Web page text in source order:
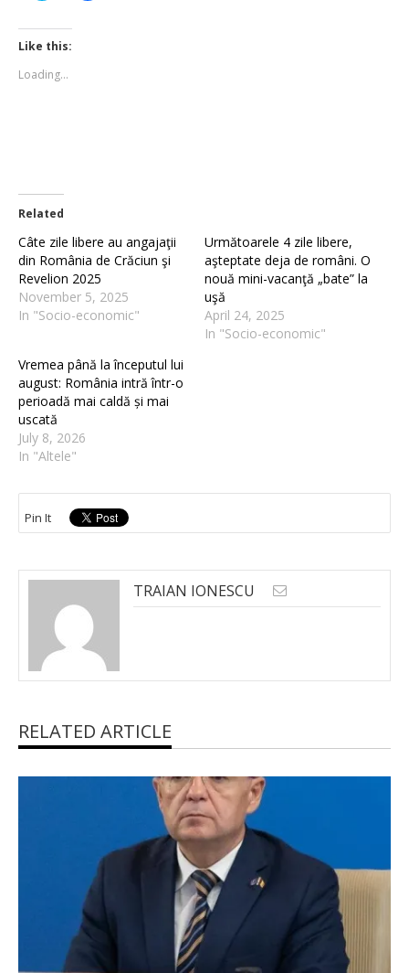
Twitter
(Opens
in
window)
Like this:
Loading...
Related
Câte zile libere au angajaţii
din România de Crăciun şi
Revelion 2025
November 5, 2025
In "Socio-economic"
Următoarele 4 zile libere,
aşteptate deja de români. O
nouă mini-vacanţă „bate” la
uşă
April 24, 2025
In "Socio-economic"
Vremea până la începutul lui
august: România intră într-o
perioadă mai caldă și mai
uscată
July 8, 2026
In "Altele"
Pin It
TRAIAN IONESCU
RELATED ARTICLE